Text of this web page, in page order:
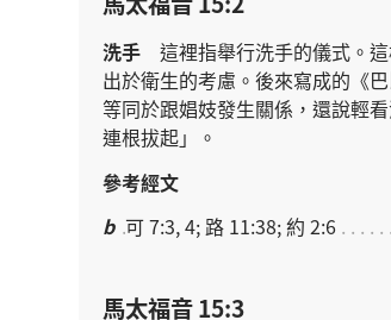
洗手 這裡指舉行洗手的儀式 。
出於衛生的考慮 。 後來寫成的 《
等同於跟娼妓發生關係 ， 還說輕看
連根拔起」。
參考經文
b 可 7:3, 4; 路 11:38; 約 2:6
馬太福音 15:3